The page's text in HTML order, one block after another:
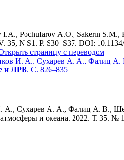
Pochufarov A.O., Sakerin S.M.,
35, N S1. P. S30–S37. DOI:
страницу с переводом
И. А., Сухарев А. А., Фалиц
и ЛРВ. С. 826–835
Сухарев А. А., Фалиц А. В.,
и океана. 2022. Т. 35. №